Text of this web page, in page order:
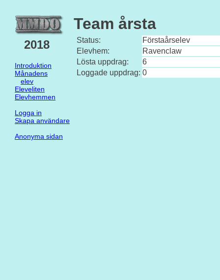
2018
Introduktion
Månadens
elev
Eleveliten
Elevhemmen
Logga in
Skapa användare
Anonyma sidan
Team årsta
Status:
Förstaårselev
Elevhem:
Ravenclaw
Lösta uppdrag:
6
Loggade uppdrag: 0